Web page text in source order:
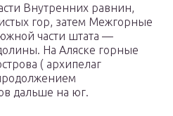
Внутренних равнин,
гор, затем Межгорные
части штата —
На Аляске горные
( архипелаг
дальше на юг.